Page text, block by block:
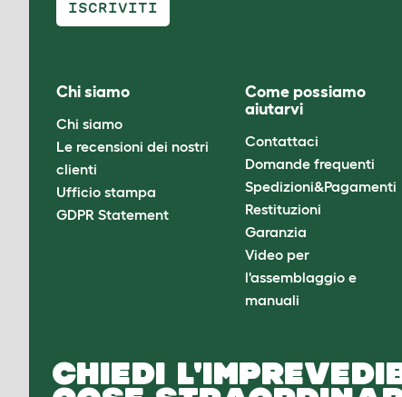
ISCRIVITI
Chi siamo
Chi siamo
Le recensioni dei nostri
clienti
Ufficio stampa
GDPR Statement
Come possiamo
aiutarvi
Contattaci
Domande frequenti
Spedizioni&Pagamenti
Restituzioni
Garanzia
Video per
l'assemblaggio e
manuali
CHIEDI